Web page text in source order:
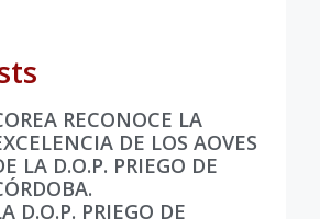
RECONOCE LA
DE LOS AOVES
LA D.O.P. PRIEGO DE
D.O.P. PRIEGO DE